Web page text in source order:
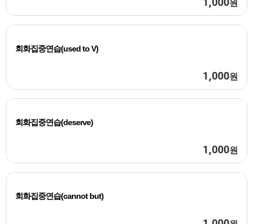
원
회화집중연습(used to V)
1,000원
회화집중연습(deserve)
1,000원
회화집중연습(cannot but)